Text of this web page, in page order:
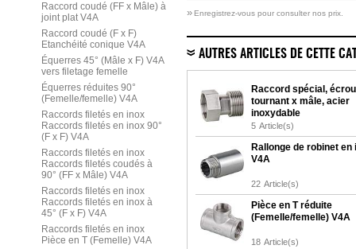
Raccord coudé (FF x Mâle) à
joint plat V4A
Raccord coudé (F x F)
Etanchéité conique V4A
Équerres 45° (Mâle x F) V4A
vers filetage femelle
Équerres réduites 90°
(Femelle/femelle) V4A
Raccords filetés en inox
Raccords filetés en inox 90°
(F x F) V4A
Raccords filetés en inox
Raccords filetés coudés à
90° (FF x Mâle) V4A
Raccords filetés en inox
Raccords filetés en inox à
45° (F x F) V4A
Raccords filetés en inox
Pièce en T (Femelle) V4A
» Enregistrez-vous pour consulter nos prix.
AUTRES ARTICLES DE CETTE
Raccord spécial,
tournant x mâle, acier
inoxydable
5 Article(s)
Rallonge de robinet en
V4A
22 Article(s)
Pièce en T réduite
(Femelle/femelle) V4A
18 Article(s)